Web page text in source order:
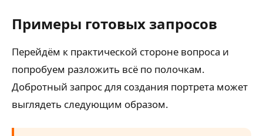
Примеры готовых запросов
Перейдём к практической стороне вопроса и
попробуем разложить всё по полочкам.
Добротный запрос для создания портрета может
выглядеть следующим образом.